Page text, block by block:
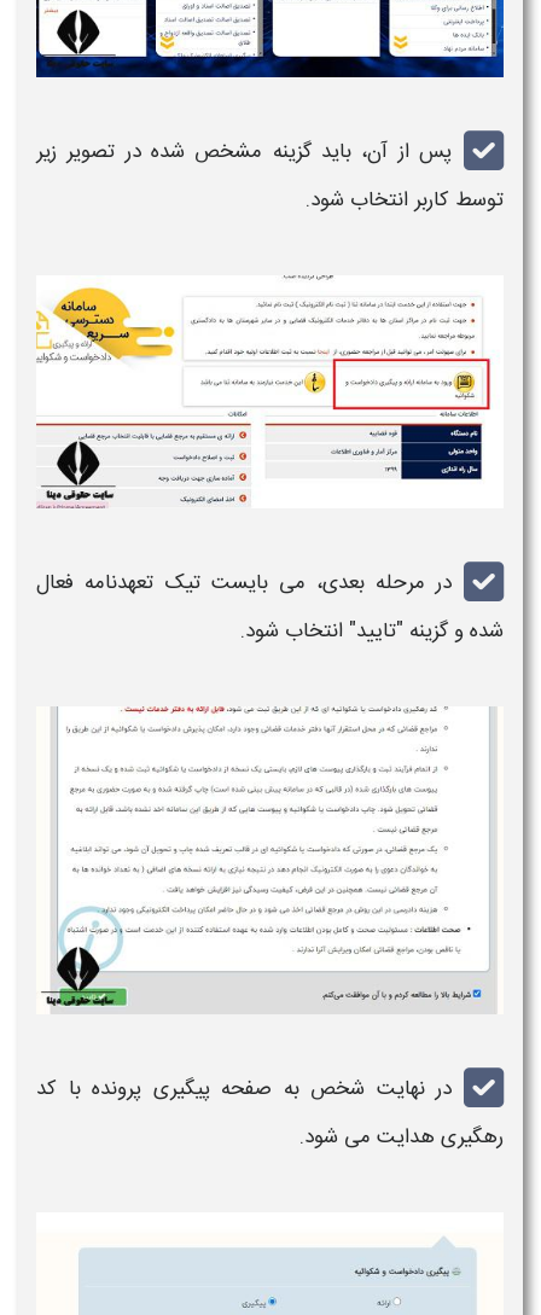
پس از آن، باید گزینه مشخص شده در تصویر زیر
توسط کاربر انتخاب شود.
در مرحله بعدی، می بایست تیک تعهدنامه فعال
شده و گزینه "تایید" انتخاب شود.
در نهایت شخص به صفحهپیگیری پرونده با کد
رهگیری هدایت می شود.